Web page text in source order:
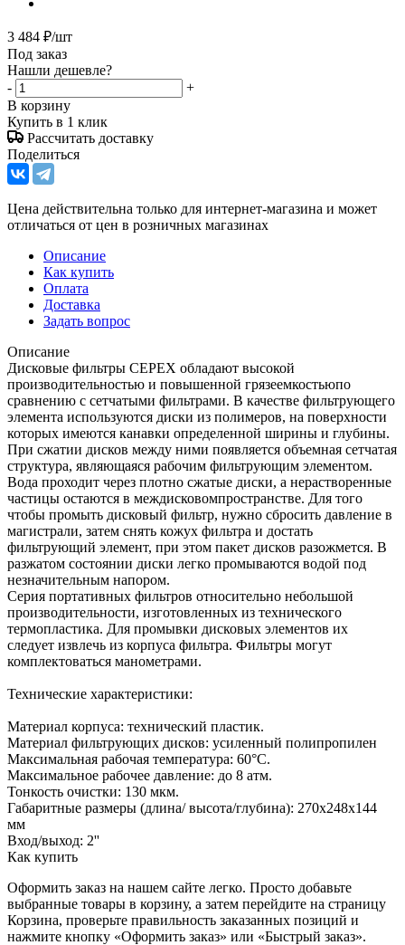
3 484 ₽/шт
Под заказ
Нашли дешевле?
-
+
В корзину
Купить в 1 клик
Рассчитать доставку
Поделиться
Цена действительна только для интернет-магазина и может
отличаться от цен в розничных магазинах
Описание
Как купить
Оплата
Доставка
Задать вопрос
Описание
Дисковые фильтры CEPEX обладают высокой
производительностью и повышенной грязеемкостьюпо
сравнению с сетчатыми фильтрами. В качестве фильтрующего
элемента используются диски из полимеров, на поверхности
которых имеются канавки определенной ширины и глубины.
При сжатии дисков между ними появляется объемная сетчатая
структура, являющаяся рабочим фильтрующим элементом.
Вода проходит через плотно сжатые диски, а нерастворенные
частицы остаются в междисковомпространстве. Для того
чтобы промыть дисковый фильтр, нужно сбросить давление в
магистрали, затем снять кожух фильтра и достать
фильтрующий элемент, при этом пакет дисков разожмется. В
разжатом состоянии диски легко промываются водой под
незначительным напором.
Серия портативных фильтров относительно небольшой
производительности, изготовленных из технического
термопластика. Для промывки дисковых элементов их
следует извлечь из корпуса фильтра. Фильтры могут
комплектоваться манометрами.
Технические характеристики:
Материал корпуса: технический пластик.
Материал фильтрующих дисков: усиленный полипропилен
Максимальная рабочая температура: 60°С.
Максимальное рабочее давление: до 8 атм.
Тонкость очистки: 130 мкм.
Габаритные размеры (длина/ высота/глубина): 270х248х144
мм
Вход/выход: 2''
Как купить
Оформить заказ на нашем сайте легко. Просто добавьте
выбранные товары в корзину, а затем перейдите на страницу
Корзина, проверьте правильность заказанных позиций и
нажмите кнопку «Оформить заказ» или «Быстрый заказ».